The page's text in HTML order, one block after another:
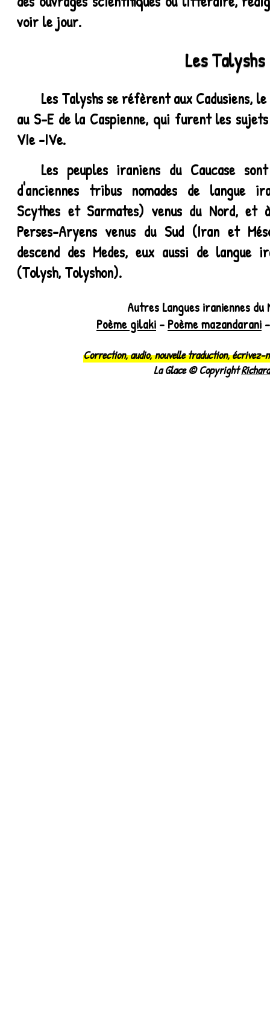
voir le jour.
Les Talyshs
Les Talyshs se réfèrent aux Cadusiens,
au S-E de la Caspienne, qui furent les
VIe -IVe.
Les peuples iraniens du Caucase
d'anciennes tribus nomades de langue
Scythes et Sarmates) venus du Nord, et
Perses-Aryens venus du Sud (Iran et
descend des Medes, eux aussi de langue
(Tolysh, Tolyshon).
Autres Langues iraniennes
Poème gilaki - Poème mazandarani
Correction, audio, nouvelle traduction, écrivez-
La Glace © Copyright